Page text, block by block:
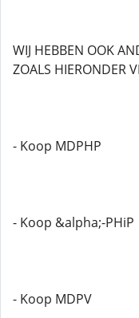
WIJ HEBBEN OOK
ZOALS HIERONDER
- Koop MDPHP
- Koop &alpha;-PHiP
- Koop MDPV